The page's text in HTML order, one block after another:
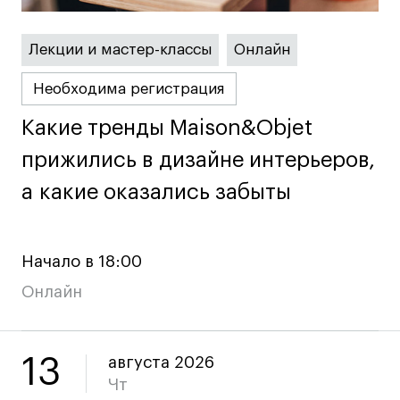
Ресурсы
Партнеры
Связи с индустрией
Вакансии
Контакты
Условия поступления
Стоимость обучения
Вопросы и ответы
Лекции и мастер-классы Онлайн
Необходима регистрация
Какие тренды Maison&Objet
прижились в дизайне интерьеров,
а какие оказались забыты
Какие тренды Maison&Objet
прижились в дизайне интерьеров,
а какие оказались забыты
Начало в 18:00
Онлайн
13
августа 2026
Чт